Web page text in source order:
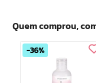
Quem comprou,
36%